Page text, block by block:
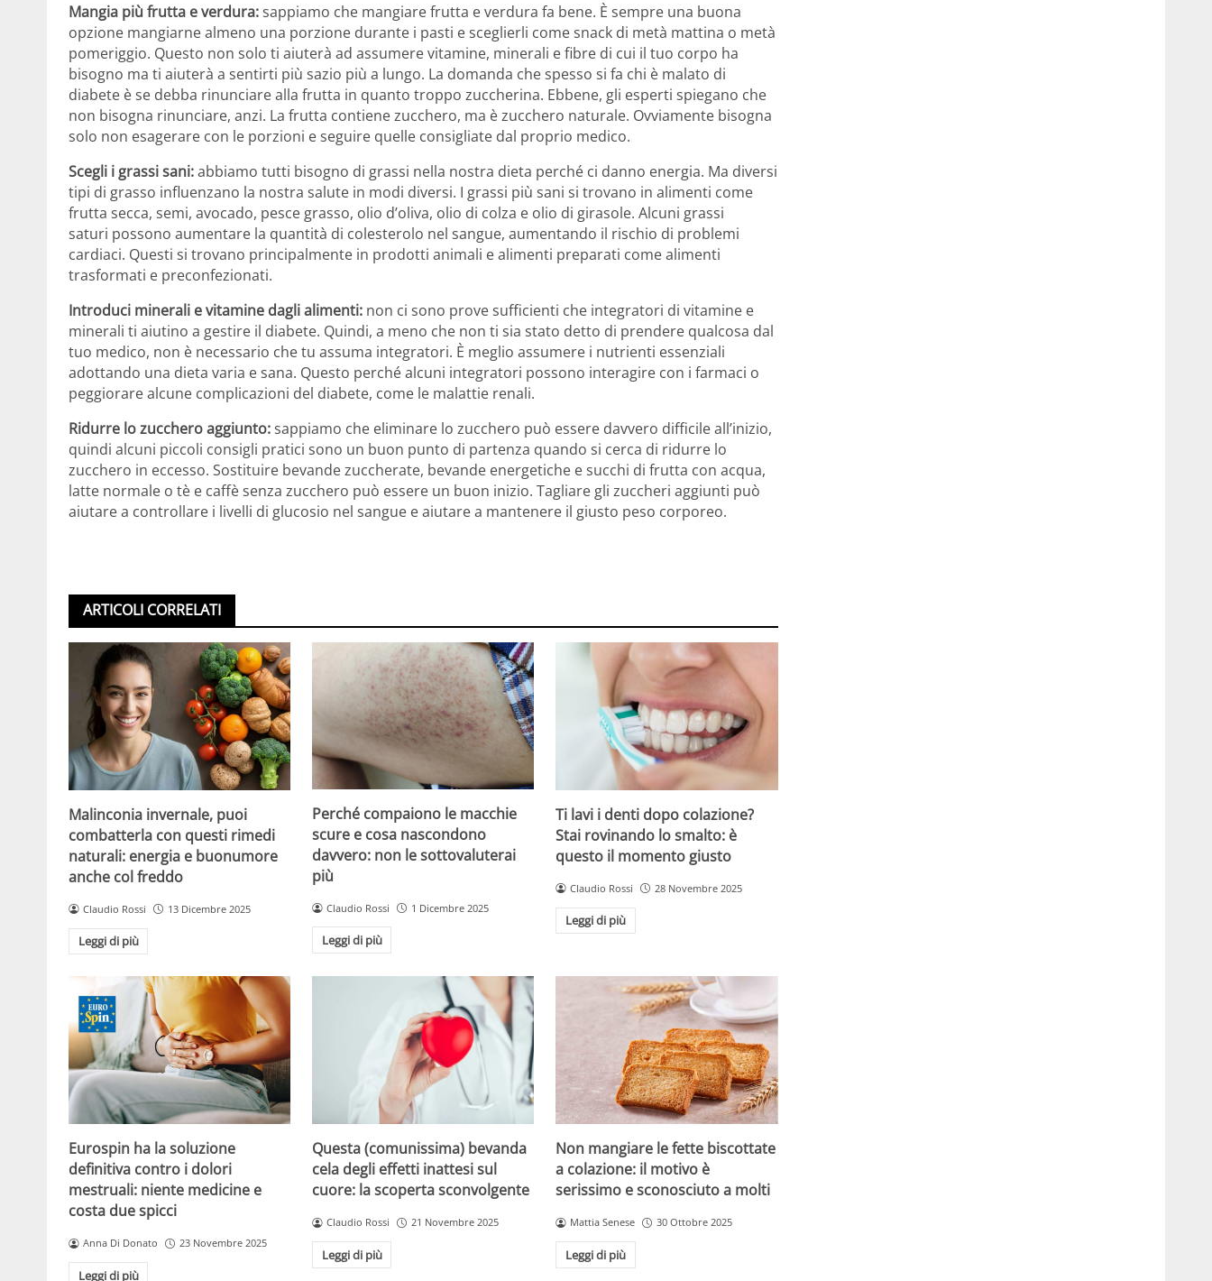
Mangia più frutta e verdura:sappiamo che mangiare frutta e verdura fa bene. È sempre una buona
opzione mangiarne almeno una porzione durante i pasti e sceglierli come snack di metà mattina o metà
pomeriggio. Questo non solo ti aiuterà ad assumere vitamine, minerali e fibre di cui il tuo corpo ha
bisogno ma ti aiuterà a sentirti più sazio più a lungo. La domanda che spesso si fa chi è malato di
diabete è se debba rinunciare alla frutta in quanto troppo zuccherina. Ebbene, gli esperti spiegano che
non bisogna rinunciare, anzi. La frutta contiene zucchero, ma è zucchero naturale. Ovviamente bisogna
solo non esagerare con le porzioni e seguire quelle consigliate dal proprio medico.
Scegli i grassi sani:abbiamo tutti bisogno di grassi nella nostra dieta perché ci danno energia. Ma diversi
tipi di grasso influenzano la nostra salute in modi diversi. I grassi più sani si trovano in alimenti come
frutta secca, semi, avocado, pesce grasso, olio d’oliva, olio di colza e olio di girasole. Alcuni grassi
saturi possono aumentare la quantità di colesterolo nel sangue, aumentando il rischio di problemi
cardiaci. Questi si trovano principalmente in prodotti animali e alimenti preparati come alimenti
trasformati e preconfezionati.
Introduci minerali e vitamine dagli alimenti: non ci sono prove sufficienti che integratori di vitamine e
minerali ti aiutino a gestire il diabete. Quindi, a meno che non ti sia stato detto di prendere qualcosa dal
tuo medico, non è necessario che tu assuma integratori. È meglio assumere i nutrienti essenziali
adottando una dieta varia e sana. Questo perché alcuni integratori possono interagire con i farmaci o
peggiorare alcune complicazioni del diabete, come le malattie renali.
Ridurre lo zucchero aggiunto:sappiamo che eliminare lo zucchero può essere davvero difficile all’inizio,
quindi alcuni piccoli consigli pratici sono un buon punto di partenza quando si cerca di ridurre lo
zucchero in eccesso. Sostituire bevande zuccherate, bevande energetiche e succhi di frutta con acqua,
latte normale o tè e caffè senza zucchero può essere un buon inizio. Tagliare gli zuccheri aggiunti può
aiutare a controllare i livelli di glucosio nel sangue e aiutare a mantenere il giusto peso corporeo.
ARTICOLI CORRELATI
Malinconia invernale, puoi
combatterla con questi rimedi
naturali: energia e buonumore
anche col freddo
Claudio Rossi 13 Dicembre 2025
Leggi di più
Perché compaiono le macchie
scure e cosa nascondono
davvero: non le sottovaluterai
più
Claudio Rossi 1 Dicembre 2025
Leggi di più
Ti lavi i denti dopo colazione?
Stai rovinando lo smalto: è
questo il momento giusto
Claudio Rossi 28 Novembre 2025
Leggi di più
Eurospin ha la soluzione
definitiva contro i dolori
mestruali: niente medicine e
costa due spicci
Anna Di Donato 23 Novembre 2025
Leggi di più
Questa (comunissima) bevanda
cela degli effetti inattesi sul
cuore: la scoperta sconvolgente
Claudio Rossi 21 Novembre 2025
Leggi di più
Non mangiare le fette biscottate
a colazione: il motivo è
serissimo e sconosciuto a molti
Mattia Senese 30 Ottobre 2025
Leggi di più